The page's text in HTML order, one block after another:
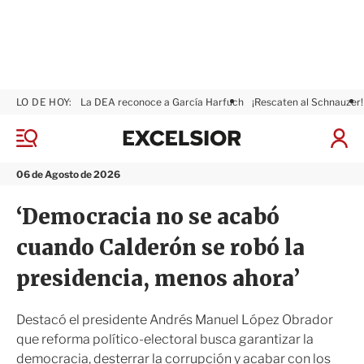
M
n
06 de Agosto de 2026
LO DE HOY: La DEA reconoce a García Harfuch ¡Rescaten al Schnauzer!
I
x
i
r
‘Democracia no se acabó
cuando Calderón se robó la
presidencia, menos ahora’
Destacó el presidente Andrés Manuel López Obrador
que reforma político-electoral busca garantizar la
democracia, desterrar la corrupción y acabar con los